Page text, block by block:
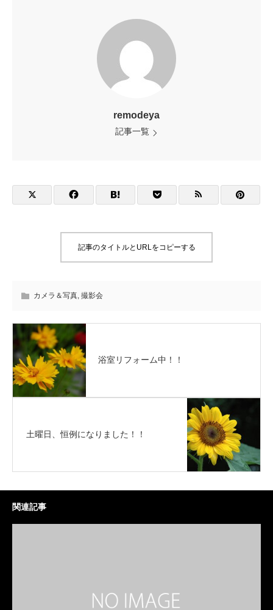
remodeya
記事一覧
記事のタイトルとURLをコピーする
カメラ＆写真, 撮影会
浴室リフォーム中！！
土曜日、恒例になりました！！
関連記事